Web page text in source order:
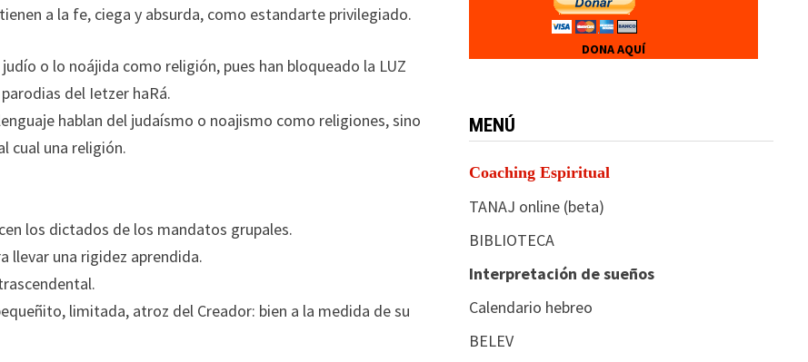
a la fe, ciega y absurda, como estandarte privilegiado.
o lo noájida como religión, pues han bloqueado la LUZ
del Ietzer haRá.
hablan del judaísmo o noajismo como religiones, sino
cual una religión.
los dictados de los mandatos grupales.
llevar una rigidez aprendida.
limitada, atroz del Creador: bien a la medida de su
DONA AQUÍ
MENÚ
Coaching Espiritual
TANAJ online (beta)
BIBLIOTECA
Interpretación de sueños
Calendario hebreo
BELEV